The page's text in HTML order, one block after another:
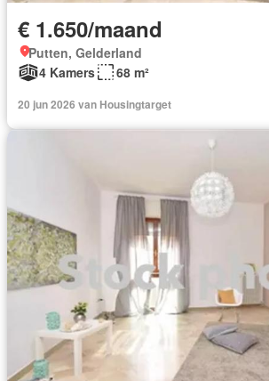
€ 1.650/maand
Putten, Gelderland
4 Kamers
68 m²
20 jun 2026 van Housingtarget